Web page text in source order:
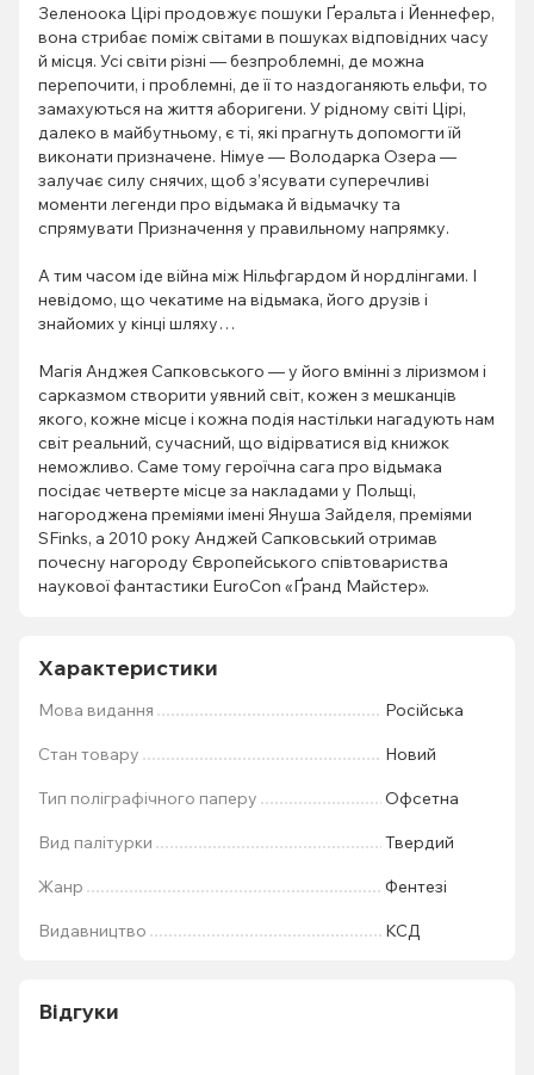
Зеленоока Цірі продовжує пошуки Ґеральта і Йеннефер,
вона стрибає поміж світами в пошуках відповідних часу
й місця. Усі світи різні — безпроблемні, де можна
перепочити, і проблемні, де її то наздоганяють ельфи, то
замахуються на життя аборигени. У рідному світі Цірі,
далеко в майбутньому, є ті, які прагнуть допомогти їй
виконати призначене. Німуе — Володарка Озера —
залучає силу снячих, щоб з’ясувати суперечливі
моменти легенди про відьмака й відьмачку та
спрямувати Призначення у правильному напрямку.
А тим часом іде війна між Нільфгардом й нордлінгами. І
невідомо, що чекатиме на відьмака, його друзів і
знайомих у кінці шляху…
Магія Анджея Сапковського — у його вмінні з ліризмом і
сарказмом створити уявний світ, кожен з мешканців
якого, кожне місце і кожна подія настільки нагадують нам
світ реальний, сучасний, що відірватися від книжок
неможливо. Саме тому героїчна сага про відьмака
посідає четверте місце за накладами у Польщі,
нагороджена преміями імені Януша Зайделя, преміями
SFinks, а 2010 року Анджей Сапковський отримав
почесну нагороду Європейського співтовариства
наукової фантастики EuroCon «Ґранд Майстер».
Характеристики
Мова видання Російська
Стан товару Новий
Тип поліграфічного паперу Офсетна
Вид палітурки Твердий
Жанр Фентезі
Видавництво КСД
Відгуки